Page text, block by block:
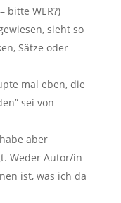
bitte WER?)
sieht so
Sätze oder
mal eben, die
sei von
aber
Weder Autor/in
ist, was ich da